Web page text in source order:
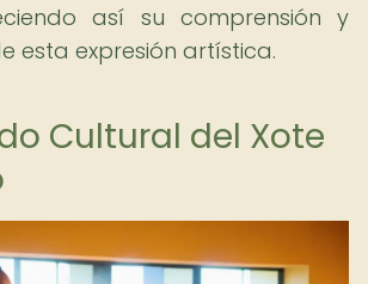
así su comprensión y
esta expresión artística.
Cultural del Xote